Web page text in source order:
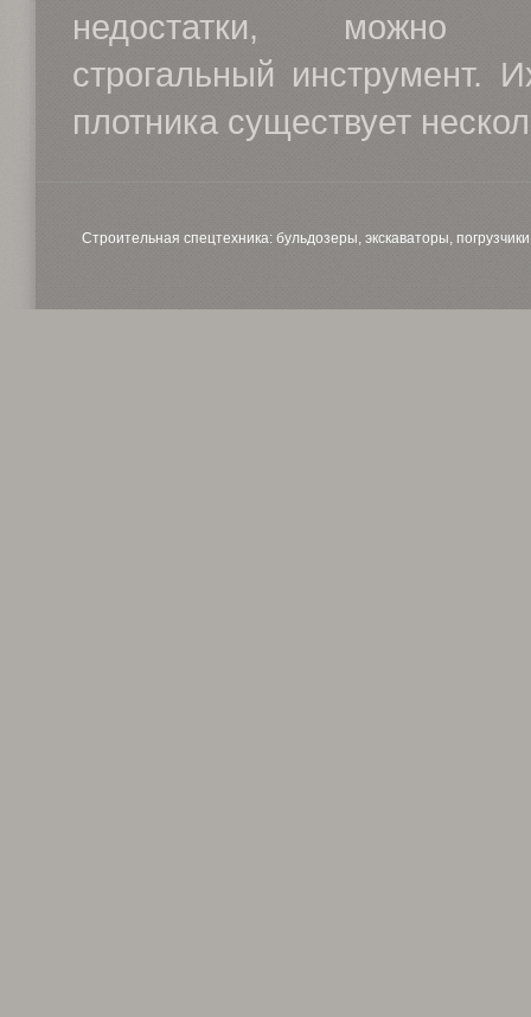
недостатки, можно
строгальный инструмент.
плотника существует
Строительная спецтехника: бульдозеры, экскаваторы,